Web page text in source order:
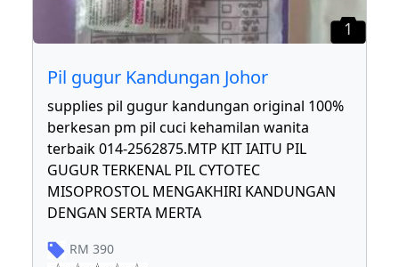
1
Pil gugur Kandungan Johor
supplies pil gugur kandungan original 100%
berkesan pm pil cuci kehamilan wanita
terbaik 014-2562875.MTP KIT IAITU PIL
GUGUR TERKENAL PIL CYTOTEC
MISOPROSTOL MENGAKHIRI KANDUNGAN
DENGAN SERTA MERTA
RM 390